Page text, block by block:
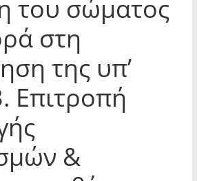
του σώματος
στη
της υπ’
Επιτροπή
&